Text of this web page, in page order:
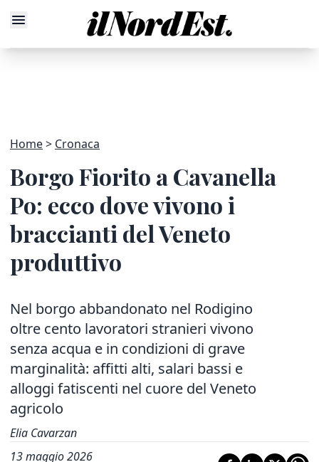
Home Cronaca
Borgo Fiorito a Cavanella
Po: ecco dove vivono i
braccianti del Veneto
produttivo
Nel borgo abbandonato nel Rodigino
oltre cento lavoratori stranieri vivono
senza acqua e in condizioni di grave
marginalità: affitti alti, salari bassi e
alloggi fatiscenti nel cuore del Veneto
agricolo
Elia Cavarzan
13 maggio 2026